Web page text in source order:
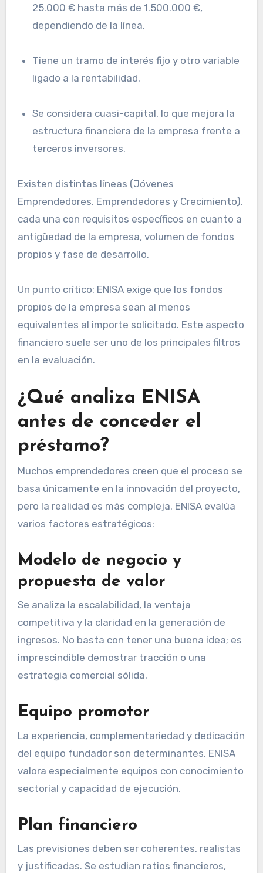
25.000 € hasta más de 1.500.000 €,
dependiendo de la línea.
Tiene un tramo de interés fijo y otro variable
ligado a la rentabilidad.
Se considera cuasi-capital, lo que mejora la
estructura financiera de la empresa frente a
terceros inversores.
Existen distintas líneas (Jóvenes
Emprendedores, Emprendedores y Crecimiento),
cada una con requisitos específicos en cuanto a
antigüedad de la empresa, volumen de fondos
propios y fase de desarrollo.
Un punto crítico: ENISA exige que los fondos
propios de la empresa sean al menos
equivalentes al importe solicitado. Este aspecto
financiero suele ser uno de los principales filtros
en la evaluación.
¿Qué analiza ENISA
antes de conceder el
préstamo?
Muchos emprendedores creen que el proceso se
basa únicamente en la innovación del proyecto,
pero la realidad es más compleja. ENISA evalúa
varios factores estratégicos:
Modelo de negocio y
propuesta de valor
Se analiza la escalabilidad, la ventaja
competitiva y la claridad en la generación de
ingresos. No basta con tener una buena idea; es
imprescindible demostrar tracción o una
estrategia comercial sólida.
Equipo promotor
La experiencia, complementariedad y dedicación
del equipo fundador son determinantes. ENISA
valora especialmente equipos con conocimiento
sectorial y capacidad de ejecución.
Plan financiero
Las previsiones deben ser coherentes, realistas
y justificadas. Se estudian ratios financieros,